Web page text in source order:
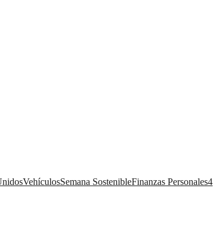
VehículosSemana SostenibleFinanzas Personales4